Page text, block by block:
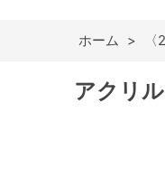
ホーム >
アクリ